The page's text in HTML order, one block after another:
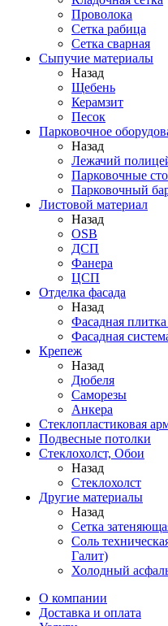
Проволока
Сетка рабица
Сетка сварная
Сыпучие материалы
Назад
Щебень
Керамзит
Песок
Парковочное
Назад
Лежачий
Парковочные
Парковочный
Листовой материал
Назад
OSB
ДСП
Фанера
ЦСП
Отделка фасада
Назад
Фасадная
Фасадная
Крепеж
Назад
Дюбеля
Саморезы
Анкера
Стеклопластиковая
Подвесные потолки
Стеклохолст, Обои
Назад
Стеклохолст
Другие материалы
Назад
Сетка
Соль
Галит)
Холодный
О компании
Доставка и оплата